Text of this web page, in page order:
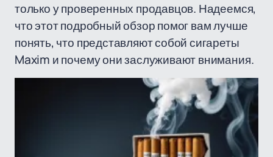
только у проверенных продавцов. Надеемся,
что этот подробный обзор помог вам лучше
понять, что представляют собой сигареты
Maxim и почему они заслуживают внимания.